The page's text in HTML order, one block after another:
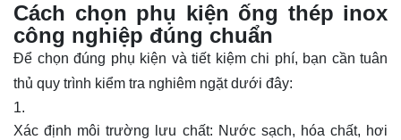
Cách chọn phụ kiện ống thép inox
công nghiệp đúng chuẩn
Để chọn đúng phụ kiện và tiết kiệm chi phí, bạn cần tuân
thủ quy trình kiểm tra nghiêm ngặt dưới đây:
Xác định môi trường lưu chất: Nước sạch, hóa chất, hơi